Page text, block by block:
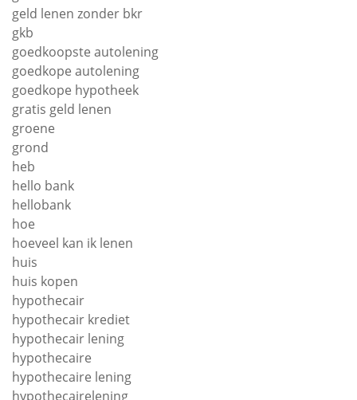
geld lenen zonder bkr
gkb
goedkoopste autolening
goedkope autolening
goedkope hypotheek
gratis geld lenen
groene
grond
heb
hello bank
hellobank
hoe
hoeveel kan ik lenen
huis
huis kopen
hypothecair
hypothecair krediet
hypothecair lening
hypothecaire
hypothecaire lening
hypothecairelening